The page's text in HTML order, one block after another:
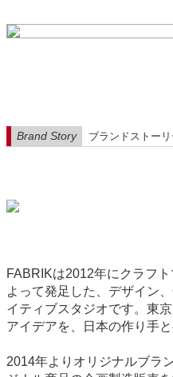
Brand Story ブランドストーリ
FABRIKは2012年にクラフ
よって発足した、デザイン
イティブスタジオです。東
アイデアを、日本の作り手
2014年よりオリジナルブラ